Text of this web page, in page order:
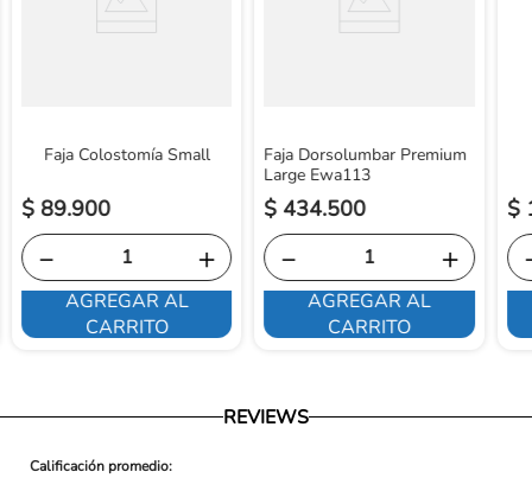
Faja Colostomía Small
$ 89.900
＋
－
AGREGAR AL
CARRITO
Faja Dorsolumbar Premium
Large Ewa113
$ 434.500
＋
－
AGREGAR AL
CARRITO
$
REVIEWS